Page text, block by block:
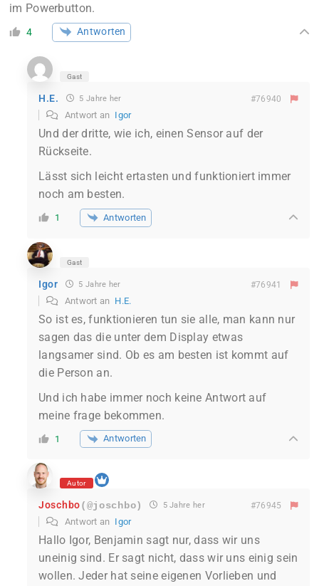
im Powerbutton.
4 Antworten
Gast
H.E. 5 Jahre her #76940
Antwort an Igor
Und der dritte, wie ich, einen Sensor auf der
Rückseite.
Lässt sich leicht ertasten und funktioniert immer
noch am besten.
1 Antworten
Gast
Igor 5 Jahre her #76941
Antwort an H.E.
So ist es, funktionieren tun sie alle, man kann nur
sagen das die unter dem Display etwas
langsamer sind. Ob es am besten ist kommt auf
die Person an.
Und ich habe immer noch keine Antwort auf
meine frage bekommen.
1 Antworten
Autor
Joschbo(@joschbo) 5 Jahre her #76945
Antwort an Igor
Hallo Igor, Benjamin sagt nur, dass wir uns
uneinig sind. Er sagt nicht, dass wir uns einig sein
wollen. Jeder hat seine eigenen Vorlieben und